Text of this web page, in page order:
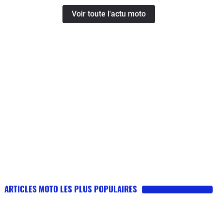
Voir toute l'actu moto
ARTICLES MOTO LES PLUS POPULAIRES